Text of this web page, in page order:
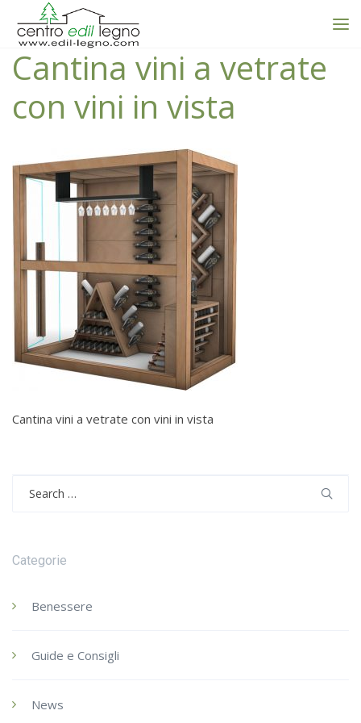
Cantina vini a vetrate
con vini in vista
Cantina vini a vetrate con vini in vista
Categorie
Benessere
Guide e Consigli
News